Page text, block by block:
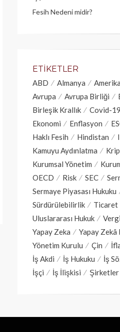
Fesih Nedeni midir?
ETIKETLER
ABD Almanya
Avrupa
Avrupa Birliği
Birleşik Krallık
Covid-19
Ekonomi
Enflasyon
Haklı Fesih
Hindistan
Kamuyu Aydınlatma
Kurumsal Yönetim
OECD
Risk SEC
Sermaye Piyasası Hukuku
Sürdürülebilirlik
Ticaret
Uluslararası Hukuk
Vergi
Yapay Zeka
Yapay Zekâ
Yönetim Kurulu
Çin
İş Akdi
İş Hukuku İş
İşçi
İş İlişkisi Şirketler